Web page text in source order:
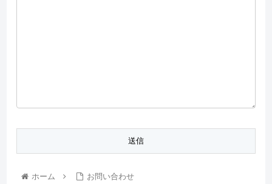
ホーム お問い合わせ